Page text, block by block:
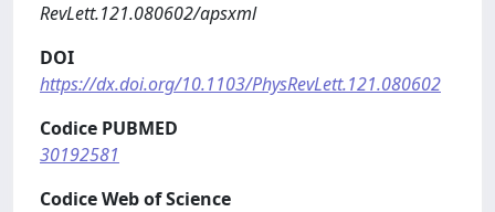
RevLett.121.080602/apsxml
DOI
https://dx.doi.org/10.1103/PhysRevLett.121.080602
Codice PUBMED
30192581
Codice Web of Science